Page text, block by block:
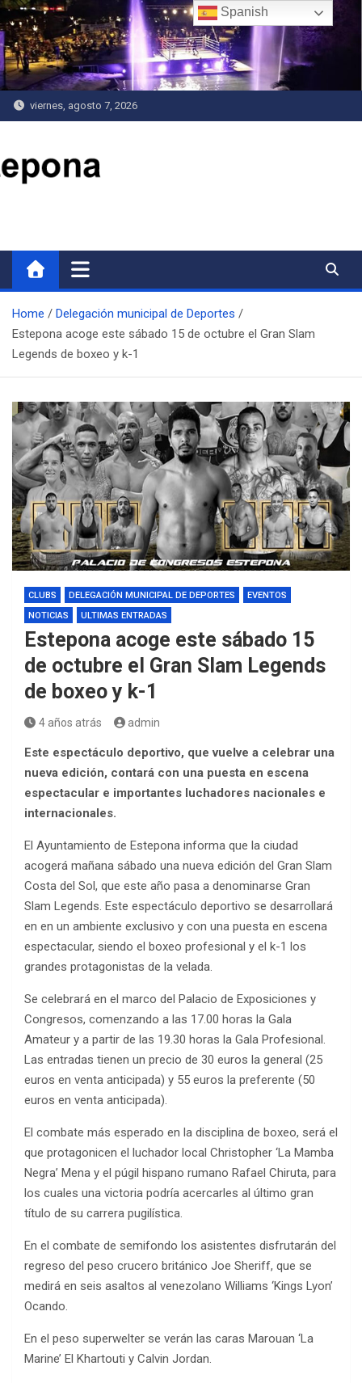
Saltar
al
contenido
viernes, agosto 7, 2026
Home
Delegación municipal de Deportes
Estepona acoge este sábado 15 de octubre el Gran Slam
Legends de boxeo y k-1
CLUBS DELEGACIÓN MUNICIPAL DE DEPORTES
EVENTOS
NOTICIAS
ULTIMAS ENTRADAS
Estepona acoge este sábado 15
de octubre el Gran Slam Legends
de boxeo y k-1
4 años atrás admin
Este espectáculo deportivo, que vuelve a celebrar una
nueva edición, contará con una puesta en escena
espectacular e importantes luchadores nacionales e
internacionales.
El Ayuntamiento de Estepona informa que la ciudad
acogerá mañana sábado una nueva edición del Gran Slam
Costa del Sol, que este año pasa a denominarse Gran
Slam Legends. Este espectáculo deportivo se desarrollará
en en un ambiente exclusivo y con una puesta en escena
espectacular, siendo el boxeo profesional y el k-1 los
grandes protagonistas de la velada.
Se celebrará en el marco del Palacio de Exposiciones y
Congresos, comenzando a las 17.00 horas la Gala
Amateur y a partir de las 19.30 horas la Gala Profesional.
Las entradas tienen un precio de 30 euros la general (25
euros en venta anticipada) y 55 euros la preferente (50
euros en venta anticipada).
El combate más esperado en la disciplina de boxeo, será el
que protagonicen el luchador local Christopher ‘La Mamba
Negra’ Mena y el púgil hispano rumano Rafael Chiruta, para
los cuales una victoria podría acercarles al último gran
título de su carrera pugilística.
En el combate de semifondo los asistentes disfrutarán del
regreso del peso crucero británico Joe Sheriff, que se
medirá en seis asaltos al venezolano Williams ‘Kings Lyon’
Ocando.
En el peso superwelter se verán las caras Marouan ‘La
Marine’ El Khartouti y Calvin Jordan.
Spanish